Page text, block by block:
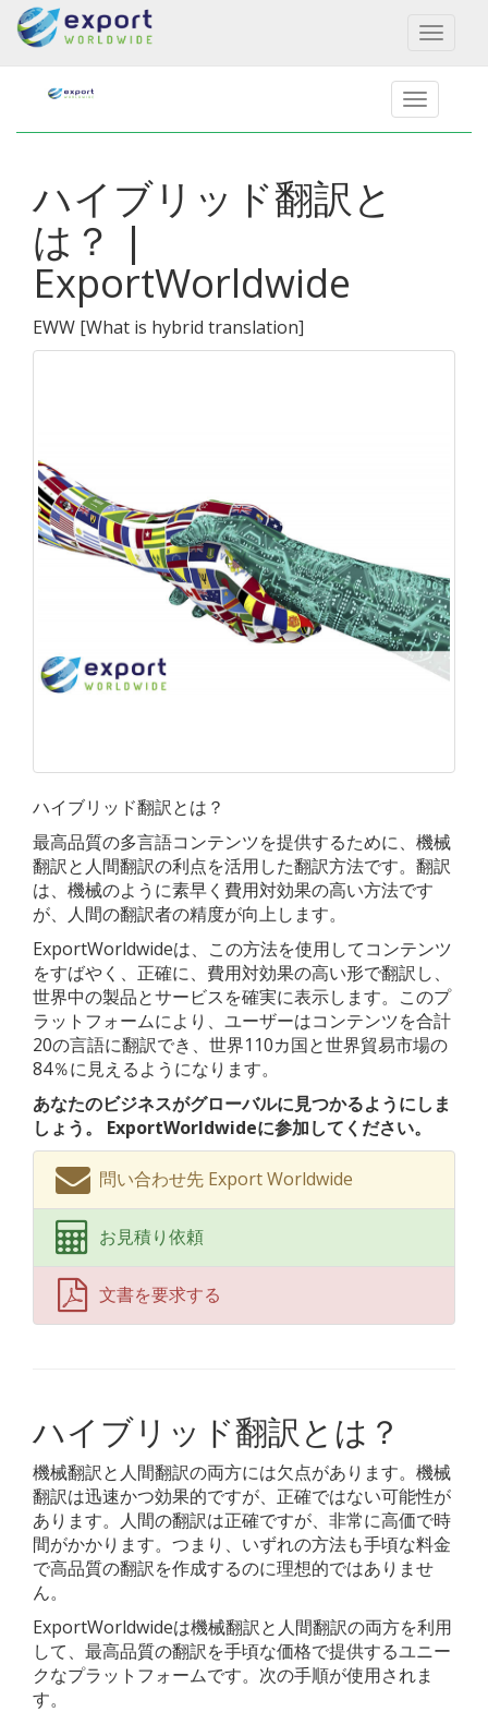
Toggle
ハイブリッド翻訳と
は？ |
ExportWorldwide
EWW [What is hybrid translation]
ハイブリッド翻訳とは？
最高品質の多言語コンテンツを提供するために、機械
翻訳と人間翻訳の利点を活用した翻訳方法です。翻訳
は、機械のように素早く費用対効果の高い方法です
が、人間の翻訳者の精度が向上します。
ExportWorldwideは、この方法を使用してコンテンツ
をすばやく、正確に、費用対効果の高い形で翻訳し、
世界中の製品とサービスを確実に表示します。このプ
ラットフォームにより、ユーザーはコンテンツを合計
20の言語に翻訳でき、世界110カ国と世界貿易市場の
84％に見えるようになります。
あなたのビジネスがグローバルに見つかるようにしま
しょう。 ExportWorldwideに参加してください。
問い合わせ先 Export Worldwide
お見積り依頼
文書を要求する
ハイブリッド翻訳とは？
機械翻訳と人間翻訳の両方には欠点があります。機械
翻訳は迅速かつ効果的ですが、正確ではない可能性が
あります。人間の翻訳は正確ですが、非常に高価で時
間がかかります。つまり、いずれの方法も手頃な料金
で高品質の翻訳を作成するのに理想的ではありませ
ん。
ExportWorldwideは機械翻訳と人間翻訳の両方を利用
して、最高品質の翻訳を手頃な価格で提供するユニー
クなプラットフォームです。次の手順が使用されま
す。